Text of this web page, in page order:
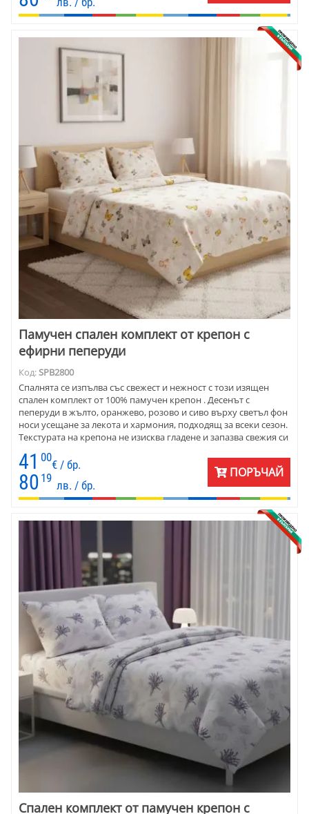
Подходящ за жени и мъже, които ценят комфорта и
естествената красота, той е идеалното решение за всеки дом,
Памучен спален комплект от крепон с
ефирни пеперуди
Код:SPB2800
Спалнята се изпълва със свежест и нежност с този изящен
спален комплект от 100% памучен крепон . Десенът с
пеперуди в жълто, оранжево, розово и сиво върху светъл фон
носи усещане за лекота и хармония, подходящ за всеки сезон.
Текстурата на крепона не изисква гладене и запазва свежия си
от единично и тип „приста“ до голяма спалня. Перфектният
избор за модерни жени и мъже, които търсят комбинация от
стил, комфорт и практичност в ежедневието си.
41 00
€ / бр.
80 19
лв. / бр.
ПОРЪЧАЙ
Спален комплект от памучен крепон с